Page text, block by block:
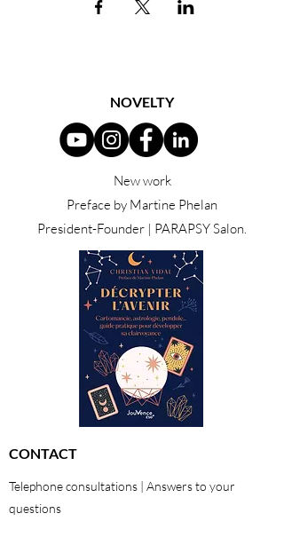
NOVELTY
New work
Preface by Martine Phelan
President-Founder | PARAPSY Salon.
CONTACT
Telephone consultations | Answers to your
questions